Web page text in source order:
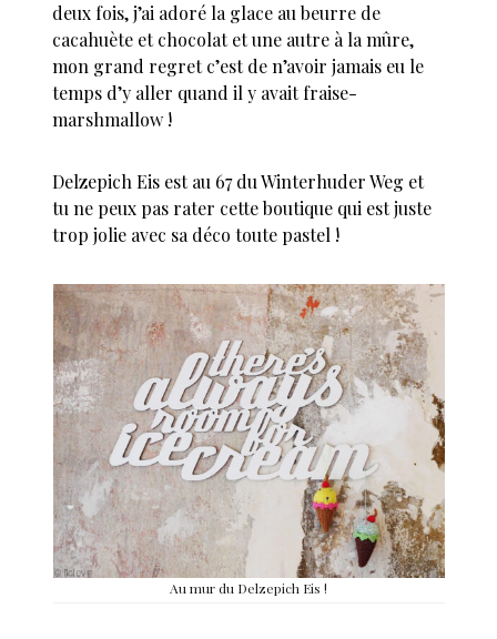
deux fois, j’ai adoré la glace au beurre de
cacahuète et chocolat et une autre à la mûre,
mon grand regret c’est de n’avoir jamais eu le
temps d’y aller quand il y avait fraise-
marshmallow !
Delzepich Eis est au 67 du Winterhuder Weg et
tu ne peux pas rater cette boutique qui est juste
trop jolie avec sa déco toute pastel !
Au mur du Delzepich Eis !